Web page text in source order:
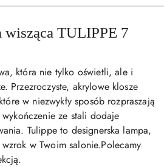
wisząca TULIPPE 7
która nie tylko oświetli, ale i
Przezroczyste, akrylowe klosze
w niezwykły sposób rozpraszają
wykończenie ze stali dodaje
Tulippe to designerska lampa,
w Twoim salonie.Polecamy